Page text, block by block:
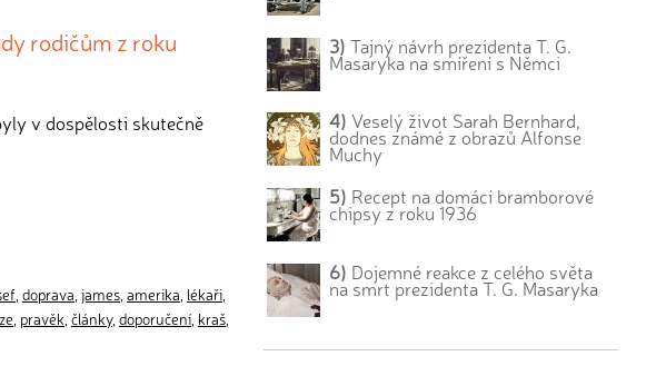
rodičům z roku
v dospělosti skutečně
doprava james amerika lékaři
pravěk články, doporučení kraš
3) Tajný návrh prezidenta T. G.
Masaryka na smíření s Němci
4) Veselý život Sarah Bernhard,
dodnes známé z obrazů Alfonse
Muchy
5) Recept na domácí bramborové
chipsy z roku 1936
6) Dojemné reakce z celého světa
na smrt prezidenta T. G. Masaryka